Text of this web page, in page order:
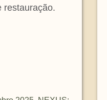
restauração.